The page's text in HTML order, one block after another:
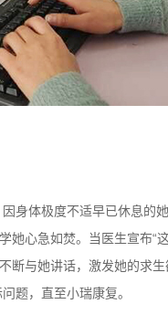
身体极度不适早已休息的
心急如焚。当医生宣布“
与她讲话，激发她的求
题，直至小瑞康复。